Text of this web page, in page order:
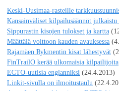
Keski-Uusimaa-rasteille
Kansainväliset kilpailusäännöt julkaistu
Sippurastin kisojen tulokset ja kartta
Määttälä voittoon kauden avauksessa
Rajamäen Rykmentin kisat lähestyvät
FinTrailO kerää ulkomaisia kilpailijoita
ECTO-uutisia englanniksi (24.4.2013)
Linkit-sivulla on ilmoitustaulu